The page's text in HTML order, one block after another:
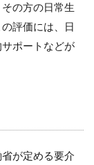
の方の日常生
評価には、日
ポートなどが
が定める要介